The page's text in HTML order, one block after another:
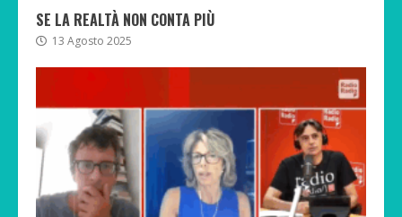
SE LA REALTÀ NON CONTA PIÙ
13 Agosto 2025